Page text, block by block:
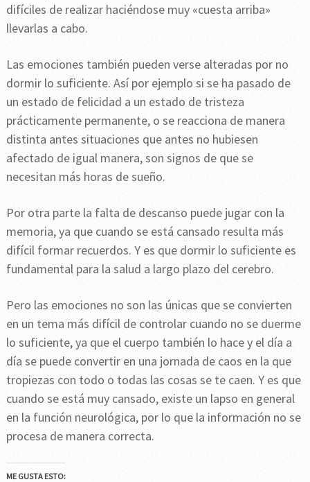
difíciles de realizar haciéndose muy «cuesta arriba»
llevarlas a cabo.
Las emociones también pueden verse alteradas por no
dormir lo suficiente. Así por ejemplo si se ha pasado de
un estado de felicidad a un estado de tristeza
prácticamente permanente, o se reacciona de manera
distinta antes situaciones que antes no hubiesen
afectado de igual manera, son signos de que se
necesitan más horas de sueño.
Por otra parte la falta de descanso puede jugar con la
memoria, ya que cuando se está cansado resulta más
difícil formar recuerdos. Y es que dormir lo suficiente es
fundamental para la salud a largo plazo del cerebro.
Pero las emociones no son las únicas que se convierten
en un tema más difícil de controlar cuando no se duerme
lo suficiente, ya que el cuerpo también lo hace y el día a
día se puede convertir en una jornada de caos en la que
tropiezas con todo o todas las cosas se te caen. Y es que
cuando se está muy cansado, existe un lapso en general
en la función neurológica, por lo que la información no se
procesa de manera correcta.
ME GUSTA ESTO: